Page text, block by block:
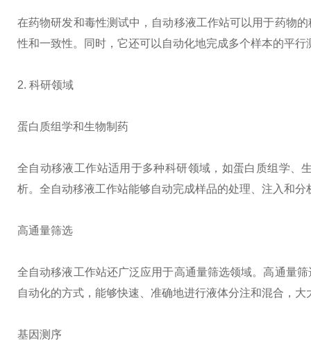
在药物研发和毒性测试中，自动移液工作站可以用于药物
性和一致性。同时，它还可以自动化地完成多个样本的平
2. 科研领域
蛋白质组学和生物制药
全自动移液工作站适用于多种科研领域，如蛋白质组学、
析。全自动移液工作站能够自动完成样品的处理、注入和
高通量筛选
全自动移液工作站还广泛应用于高通量筛选领域。高通量
自动化的方式，能够快速、准确地进行液体分注和混合，
基因测序